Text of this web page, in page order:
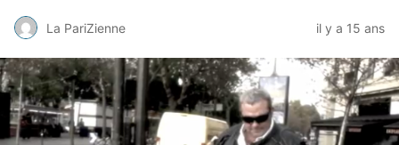
La PariZienne il y a 15 ans